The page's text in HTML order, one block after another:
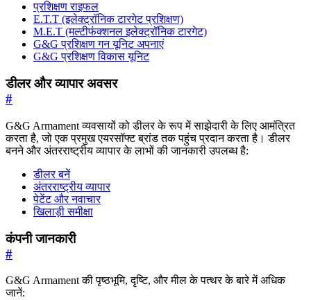
प्रशिक्षण राइफल
E.T.T (इलेक्ट्रॉनिक टारगेट प्रशिक्षण)
M.E.T (मल्टीफंक्शनल इलेक्ट्रॉनिक टारगेट)
G&G प्रशिक्षण गन यूनिट अपनाएं
G&G प्रशिक्षण विकास यूनिट
डीलर और व्यापार अवसर
#
G&G Armament व्यवसायों को डीलर के रूप में साझेदारी के लिए आमंत्रित
करता है, जो एक प्रमुख एयरसॉफ्ट ब्रांड तक पहुंच प्रदान करता है। डीलर
बनने और अंतरराष्ट्रीय व्यापार के लाभों की जानकारी उपलब्ध है:
डीलर बनें
अंतरराष्ट्रीय व्यापार
पेटेंट और नवाचार
खिलाड़ी समीक्षा
कंपनी जानकारी
#
G&G Armament की पृष्ठभूमि, दृष्टि, और मील के पत्थर के बारे में अधिक
जानें: